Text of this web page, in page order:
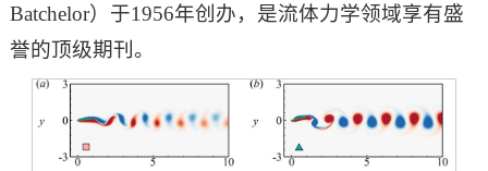
Batchelor）于1956年创办，是流体力学领域享有盛
誉的顶级期刊。